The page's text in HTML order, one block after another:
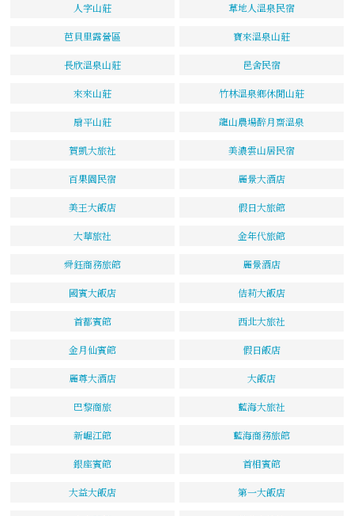
人字山莊 草地人溫泉民宿
芭貝里露營區 寶來溫泉山莊
長欣溫泉山莊 邑舍民宿
來來山莊 竹林溫泉鄉休閒山莊
扇平山莊 龍山農場醉月齋溫泉
賀凱大旅社 美濃雲山居民宿
百果園民宿 麗景大酒店
美王大飯店 假日大旅館
大華旅社 金年代旅館
舜鈺商務旅館 麗景酒店
國賓大飯店 佶莉大飯店
首都賓館 西北大旅社
金月仙賓館 假日飯店
麗尊大酒店 大飯店
巴黎商旅 藍海大旅社
新崛江館 藍海商務旅館
銀座賓館 首相賓館
大益大飯店 第一大飯店